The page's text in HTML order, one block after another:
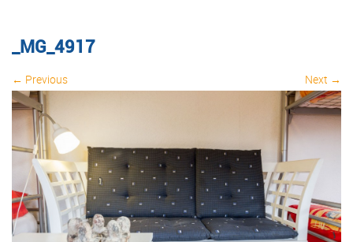
_MG_4917
Image navigation
← Previous Next →